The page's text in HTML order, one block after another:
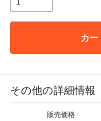
カ
その他の詳細情報
販売価格